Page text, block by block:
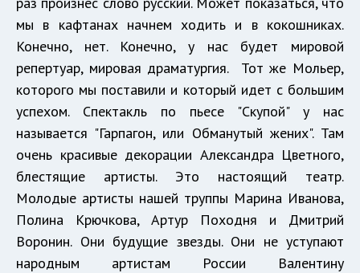
мы в кафтанах начнем ходить и в кокошниках.
Конечно, нет. Конечно, у нас будет мировой
репертуар, мировая драматургия. Тот же Мольер,
которого мы поставили и который идет с большим
успехом. Спектакль по пьесе "Скупой" у нас
называется "Гарпагон, или Обманутый жених". Там
очень красивые декорации Александра Цветного,
блестящие артисты. Это настоящий театр.
Молодые артисты нашей труппы Марина Иванова,
Полина Крючкова, Артур Походня и Дмитрий
Воронин. Они будущие звезды. Они не уступают
народным артистам России Валентину